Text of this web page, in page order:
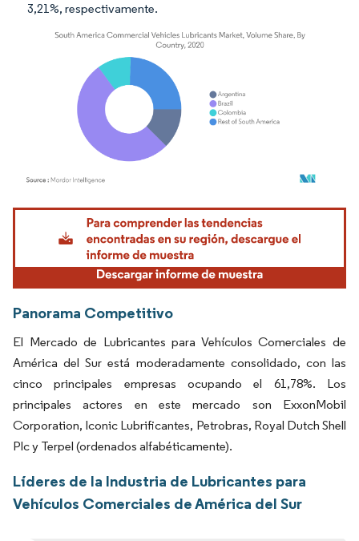
3,21%, respectivamente.
Imagen © Mordor Intelligence. El uso requiere atribución según CC BY 4.0.
Panorama Competitivo
El Mercado de Lubricantes para Vehículos Comerciales de
América del Sur está moderadamente consolidado, con las
cinco principales empresas ocupando el 61,78%. Los
principales actores en este mercado son ExxonMobil
Corporation, Iconic Lubrificantes, Petrobras, Royal Dutch Shell
Plc y Terpel (ordenados alfabéticamente).
Líderes de la Industria de Lubricantes para
Vehículos Comerciales de América del Sur